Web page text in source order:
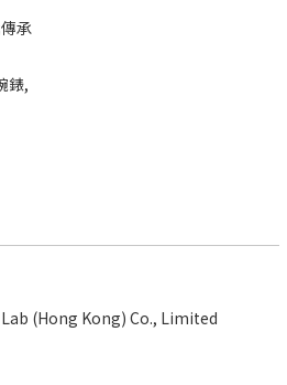
承
(Hong Kong) Co., Limited